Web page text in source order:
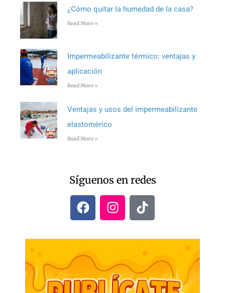
¿Cómo quitar la humedad de la casa?
Read More »
Impermeabilizante térmico: ventajas y
aplicación
Read More »
Ventajas y usos del impermeabilizante
elastomérico
Read More »
Síguenos en redes